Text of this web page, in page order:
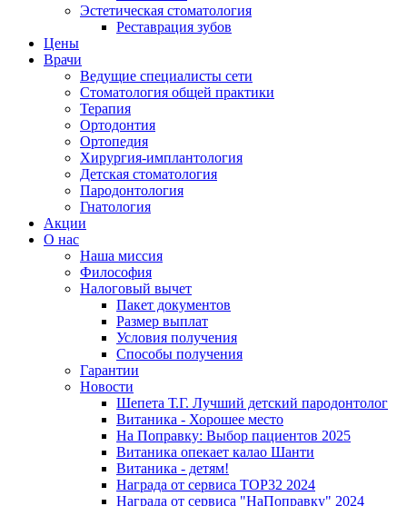
Эстетическая стоматология
Реставрация зубов
Цены
Врачи
Ведущие специалисты сети
Стоматология общей практики
Терапия
Ортодонтия
Ортопедия
Хирургия-имплантология
Детская стоматология
Пародонтология
Гнатология
Акции
О нас
Наша миссия
Философия
Налоговый вычет
Пакет документов
Размер выплат
Условия получения
Способы получения
Гарантии
Новости
Шепета Т.Г. Лучший детский пародонтолог
Витаника - Хорошее место
На Поправку: Выбор пациентов 2025
Витаника опекает калао Шанти
Витаника - детям!
Награда от сервиса TOP32 2024
Награда от сервиса "НаПоправку" 2024